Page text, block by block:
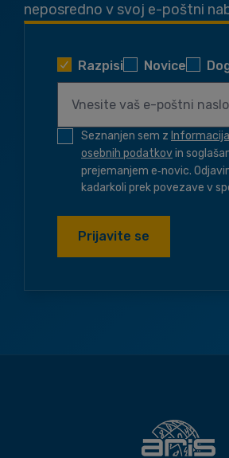
neposredno v svoj e-poštni
Razpisi Novice
Seznanjen sem z
osebnih podatkovin
prejemanjem e‑novic.
kadarkoli prek povezave v
Prijavite se